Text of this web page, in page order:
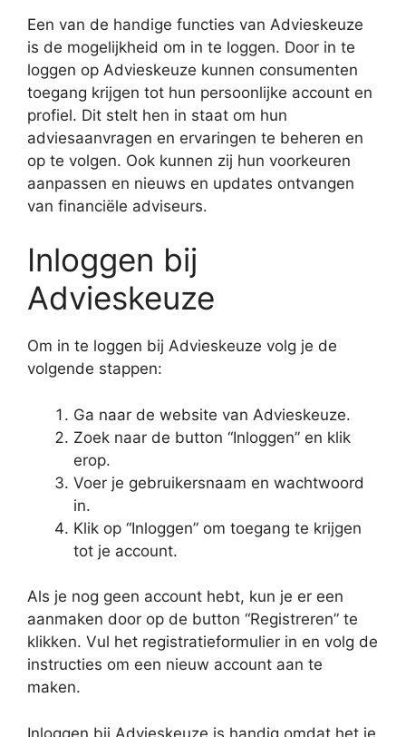
Een van de handige functies van Advieskeuze
is de mogelijkheid om in te loggen. Door in te
loggen op Advieskeuze kunnen consumenten
toegang krijgen tot hun persoonlijke account en
profiel. Dit stelt hen in staat om hun
adviesaanvragen en ervaringen te beheren en
op te volgen. Ook kunnen zij hun voorkeuren
aanpassen en nieuws en updates ontvangen
van financiële adviseurs.
Inloggen bij
Advieskeuze
Om in te loggen bij Advieskeuze volg je de
volgende stappen:
Ga naar de website van Advieskeuze.
Zoek naar de button “Inloggen” en klik
erop.
Voer je gebruikersnaam en wachtwoord
in.
Klik op “Inloggen” om toegang te krijgen
tot je account.
Als je nog geen account hebt, kun je er een
aanmaken door op de button “Registreren” te
klikken. Vul het registratieformulier in en volg de
instructies om een nieuw account aan te
maken.
Inloggen bij Advieskeuze is handig omdat het je